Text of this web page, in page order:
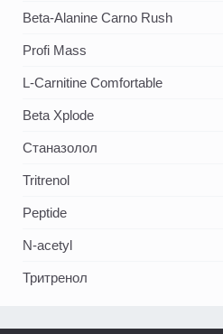
Beta-Alanine Carno Rush
Profi Mass
L-Carnitine Comfortable
Beta Xplode
Станазолол
Tritrenol
Peptide
N-acetyl
Тритренол